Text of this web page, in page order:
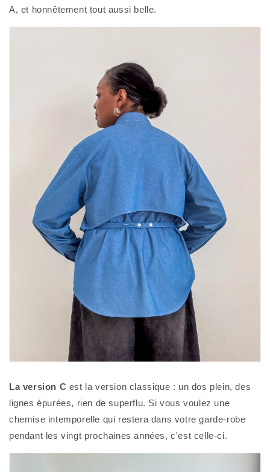
A, et honnêtement tout aussi belle.
La version C est la version classique : un dos plein, des
lignes épurées, rien de superflu. Si vous voulez une
chemise intemporelle qui restera dans votre garde-robe
pendant les vingt prochaines années, c'est celle-ci.